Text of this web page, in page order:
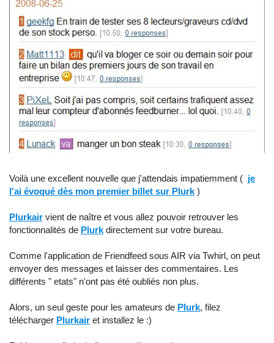
Voilà une excellent nouvelle que j'attendais impatiemment ( je
l'ai évoqué dès mon premier billet sur Plurk )
Plurkair vient de naître et vous allez pouvoir retrouver les
fonctionnalités de Plurk directement sur votre bureau.
Comme l'application de Friendfeed sous AIR via Twhirl, on peut
envoyer des messages et laisser des commentaires. Les
différents " etats" n'ont pas été oubliés non plus.
Alors, un seul geste pour les amateurs de Plurk, filez
télécharger Plurkair et installez le :)